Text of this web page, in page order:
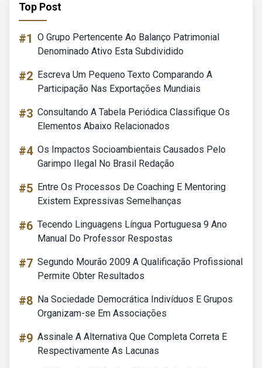
Top Post
#1 O Grupo Pertencente Ao Balanço Patrimonial
Denominado Ativo Esta Subdividido
#2 Escreva Um Pequeno Texto Comparando A
Participação Nas Exportações Mundiais
#3 Consultando A Tabela Periódica Classifique Os
Elementos Abaixo Relacionados
#4 Os Impactos Socioambientais Causados Pelo
Garimpo Ilegal No Brasil Redação
#5 Entre Os Processos De Coaching E Mentoring
Existem Expressivas Semelhanças
#6 Tecendo Linguagens Língua Portuguesa 9 Ano
Manual Do Professor Respostas
#7 Segundo Mourão 2009 A Qualificação Profissional
Permite Obter Resultados
#8 Na Sociedade Democrática Indivíduos E Grupos
Organizam-se Em Associações
#9 Assinale A Alternativa Que Completa Correta E
Respectivamente As Lacunas